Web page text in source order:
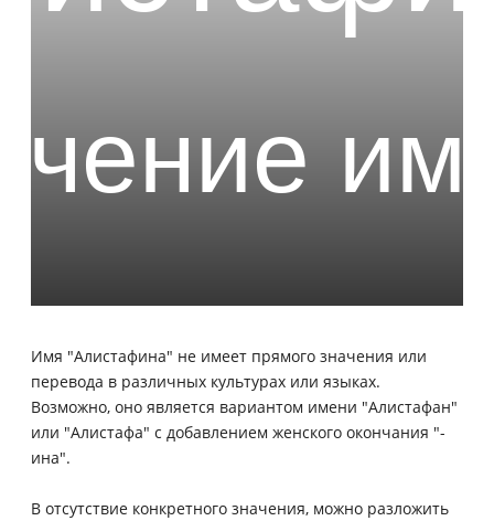
Имя "Алистафина" не имеет прямого значения или
перевода в различных культурах или языках.
Возможно, оно является вариантом имени "Алистафан"
или "Алистафа" с добавлением женского окончания "-
ина".
В отсутствие конкретного значения, можно разложить